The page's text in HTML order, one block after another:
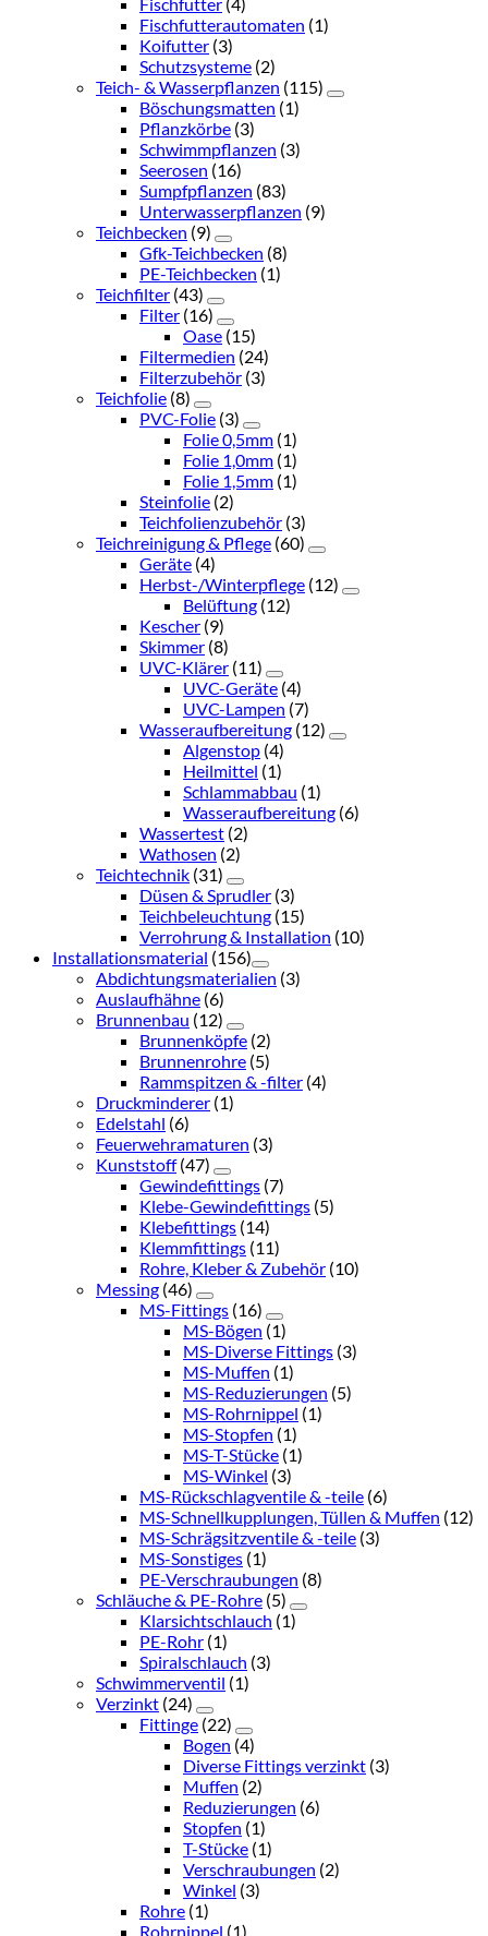
Fischfutterautomaten (1)
Koifutter (3)
Schutzsysteme (2)
Teich- & Wasserpflanzen (115)
Böschungsmatten (1)
Pflanzkörbe (3)
Schwimmpflanzen (3)
Seerosen (16)
Sumpfpflanzen (83)
Unterwasserpflanzen (9)
Teichbecken (9)
Gfk-Teichbecken (8)
PE-Teichbecken (1)
Teichfilter (43)
Filter (16)
Oase (15)
Filtermedien (24)
Filterzubehör (3)
Teichfolie (8)
PVC-Folie (3)
Folie 0,5mm (1)
Folie 1,0mm (1)
Folie 1,5mm (1)
Steinfolie (2)
Teichfolienzubehör (3)
Teichreinigung & Pflege (60)
Geräte (4)
Herbst-/Winterpflege (12)
Belüftung (12)
Kescher (9)
Skimmer (8)
UVC-Klärer (11)
UVC-Geräte (4)
UVC-Lampen (7)
Wasseraufbereitung (12)
Algenstop (4)
Heilmittel (1)
Schlammabbau (1)
Wasseraufbereitung (6)
Wassertest (2)
Wathosen (2)
Teichtechnik (31)
Düsen & Sprudler (3)
Teichbeleuchtung (15)
Verrohrung & Installation (10)
Installationsmaterial (156)
Abdichtungsmaterialien (3)
Auslaufhähne (6)
Brunnenbau (12)
Brunnenköpfe (2)
Brunnenrohre (5)
Rammspitzen & -filter (4)
Druckminderer (1)
Edelstahl (6)
Feuerwehramaturen (3)
Kunststoff (47)
Gewindefittings (7)
Klebe-Gewindefittings (5)
Klebefittings (14)
Klemmfittings (11)
Rohre, Kleber & Zubehör (10)
Messing (46)
MS-Fittings (16)
MS-Bögen (1)
MS-Diverse Fittings (3)
MS-Muffen (1)
MS-Reduzierungen (5)
MS-Rohrnippel (1)
MS-Stopfen (1)
MS-T-Stücke (1)
MS-Winkel (3)
MS-Rückschlagventile & -teile (6)
MS-Schnellkupplungen, Tüllen & Muffen (12)
MS-Schrägsitzventile & -teile (3)
MS-Sonstiges (1)
PE-Verschraubungen (8)
Schläuche & PE-Rohre (5)
Klarsichtschlauch (1)
PE-Rohr (1)
Spiralschlauch (3)
Schwimmerventil (1)
Verzinkt (24)
Fittinge (22)
Bogen (4)
Diverse Fittings verzinkt (3)
Muffen (2)
Reduzierungen (6)
Stopfen (1)
T-Stücke (1)
Verschraubungen (2)
Winkel (3)
Rohre (1)
Rohrnippel (1)